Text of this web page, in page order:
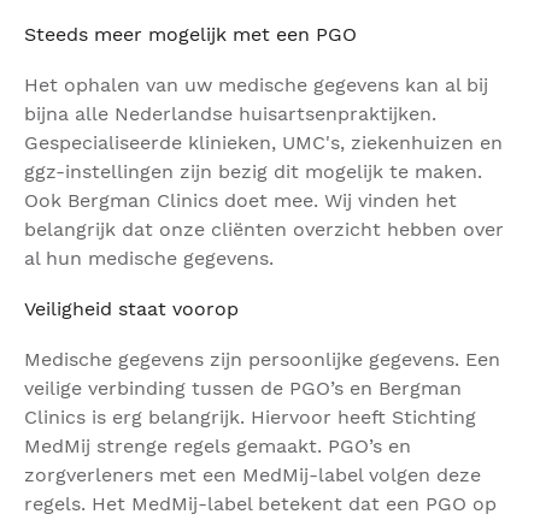
Steeds meer mogelijk met een PGO
Het ophalen van uw medische gegevens kan al bij
bijna alle Nederlandse huisartsenpraktijken.
Gespecialiseerde klinieken, UMC's, ziekenhuizen en
ggz-instellingen zijn bezig dit mogelijk te maken.
Ook Bergman Clinics doet mee. Wij vinden het
belangrijk dat onze cliënten overzicht hebben over
al hun medische gegevens.
Veiligheid staat voorop
Medische gegevens zijn persoonlijke gegevens. Een
veilige verbinding tussen de PGO’s en Bergman
Clinics is erg belangrijk. Hiervoor heeft Stichting
MedMij strenge regels gemaakt. PGO’s en
zorgverleners met een MedMij-label volgen deze
regels. Het MedMij-label betekent dat een PGO op